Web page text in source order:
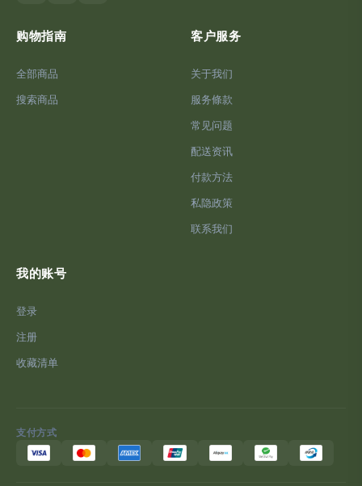
购物指南
全部商品
搜索商品
客户服务
关于我们
服务條款
常见问题
配送资讯
付款方法
私隐政策
联系我们
我的账号
登录
注册
收藏清单
支付方式